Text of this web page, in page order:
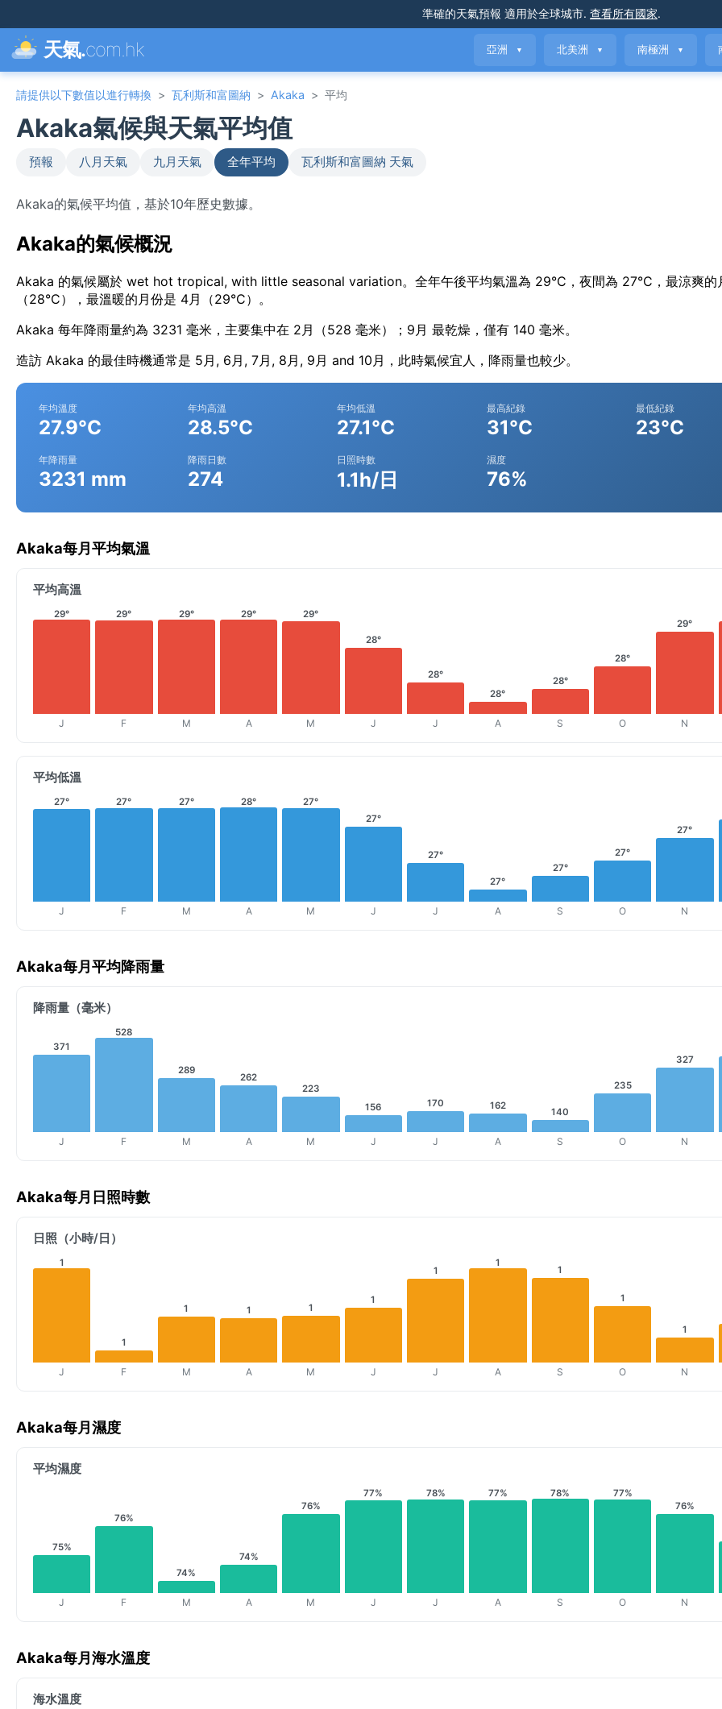
準確的天氣預報 適用於全球城市. 查看所有國家.
天氣.com.hk 亞洲 ▼ 北美洲 ▼ 南極洲 ▼
請提供以下數值以進行轉換 > 瓦利斯和富圖納 > Akaka > 平均
Akaka氣候與天氣平均值
預報 八月天氣 九月天氣 全年平均 瓦利斯和富圖納 天氣
Akaka的氣候平均值，基於10年歷史數據。
Akaka的氣候概況
Akaka 的氣候屬於 wet hot tropical, with little seasonal variation。全年午後平均氣溫為 29°C，夜間為 27°C，最涼爽的
（28°C），最溫暖的月份是 4月（29°C）。
Akaka 每年降雨量約為 3231 毫米，主要集中在 2月（528 毫米）；9月 最乾燥，僅有 140 毫米。
造訪 Akaka 的最佳時機通常是 5月, 6月, 7月, 8月, 9月 and 10月，此時氣候宜人，降雨量也較少。
年均溫度
27.9°C
年均高溫
28.5°C
年均低溫
27.1°C
最高紀錄
31°C
最低紀錄
23°C
年降雨量
3231 mm
降雨日數
274
日照時數
1.1h/日
濕度
76%
Akaka每月平均氣溫
平均高溫
29°
J
29°
F
29°
M
29°
A
29°
M
28°
J
28°
J
28°
A
28°
S
28°
O
29°
N
平均低溫
27°
J
27°
F
27°
M
28°
A
27°
M
27°
J
27°
J
27°
A
27°
S
27°
O
27°
N
Akaka每月平均降雨量
降雨量（毫米）
371
J
528
F
289
M
262
A
223
M
156
J
170
J
162
A
140
S
235
O
327
N
Akaka每月日照時數
日照（小時/日）
1
J
1
F
1
M
1
A
1
M
1
J
1
J
1
A
1
S
1
O
1
N
Akaka每月濕度
平均濕度
75%
J
76%
F
74%
M
74%
A
76%
M
77%
J
78%
J
77%
A
78%
S
77%
O
76%
N
Akaka每月海水溫度
海水溫度